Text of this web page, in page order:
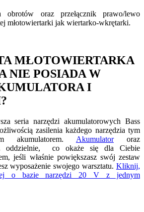
obrotów oraz przełącznik prawo/lewo
młotowiertarki jak wiertarko-wkrętarki.
MŁOTOWIERTARKA
NIE POSIADA W
I
seria narzędzi akumulatorowych Bass
zasilenia każdego narzędzia tym
akumulatorem. Akumulatororaz
oddzielnie, co okaże się dla Ciebie
jeśli właśnie powiększasz swój zestaw
wyposażenie swojego warsztatu. Kliknij,
o bazie narzędzi 20 V z jednym